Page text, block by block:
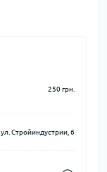
250 грн.
ул. Стройиндустрии, 6